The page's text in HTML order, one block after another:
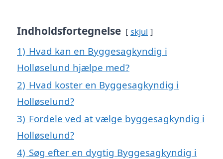
Indholdsfortegnelse skjul
1) Hvad kan en Byggesagkyndig i
Holløselund hjælpe med?
2) Hvad koster en Byggesagkyndig i
Holløselund?
3) Fordele ved at vælge byggesagkyndig i
Holløselund?
4) Søg efter en dygtig Byggesagkyndig i